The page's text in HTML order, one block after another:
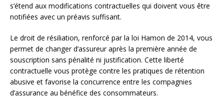
s’étend aux modifications contractuelles qui doivent vous être
notifiées avec un préavis suffisant.
Le droit de résiliation, renforcé par la loi Hamon de 2014, vous
permet de changer d’assureur après la première année de
souscription sans pénalité ni justification. Cette liberté
contractuelle vous protège contre les pratiques de rétention
abusive et favorise la concurrence entre les compagnies
d’assurance au bénéfice des consommateurs.